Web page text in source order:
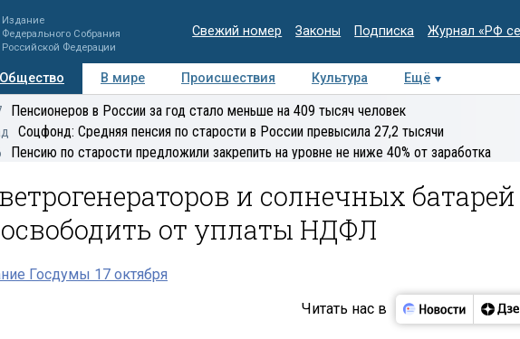
Издание
Федерального Собрания
Российской Федерации
Свежий номер Законы Подписка Журнал «РФ
Общество В мире Происшествия Культура
Ещё
Регионы Медиацентр Интервью Колумнисты
Пенсионеров в России за год стало меньше на 409 тысяч человек
Соцфонд: Средняя пенсия по старости в России превысила 27,2 тысячи
Пенсию по старости предложили закрепить на уровне не ниже 40% от заработка
и солнечных батарей
от уплаты НДФЛ
Госдумы 17 октября
Читать нас в